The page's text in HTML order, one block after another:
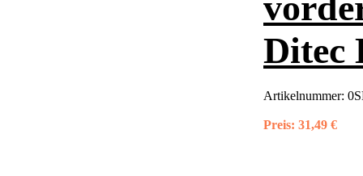
Ditec
Artikelnummer:
Preis: 31,49 €